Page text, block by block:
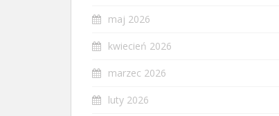
maj 2026
kwiecień 2026
marzec 2026
luty 2026